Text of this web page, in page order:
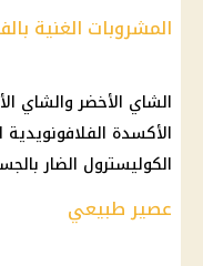
المشروبات الغنية
الشاي الأخضر والشاي
الأكسدة
الكوليسترول الضار
عصير طبيعي